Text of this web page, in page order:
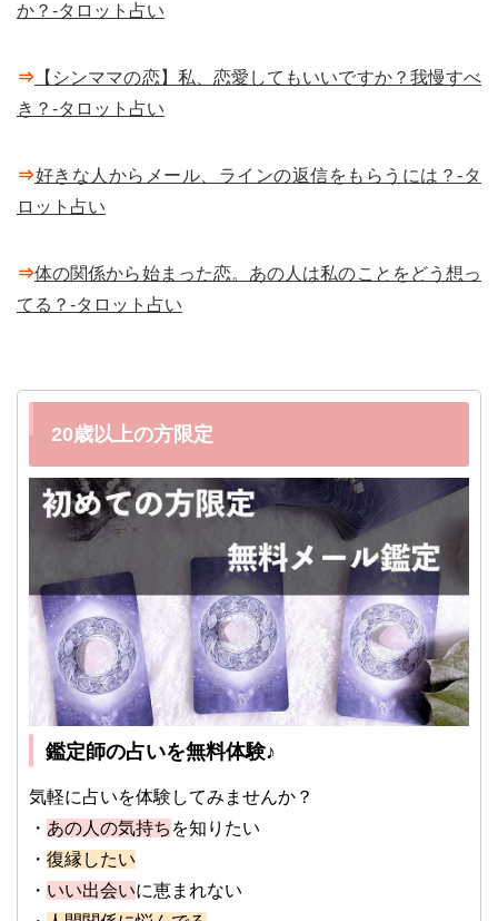
か？-タロット占い
⇒ 【シンママの恋】私、恋愛してもいいですか？我慢すべ
き？-タロット占い
⇒好きな人からメール、ラインの返信をもらうには？-タ
ロット占い
⇒体の関係から始まった恋。あの人は私のことをどう想っ
てる？-タロット占い
20歳以上の方限定
鑑定師の占いを無料体験♪
気軽に占いを体験してみませんか？
・ あの人の気持ち を知りたい
・ 復縁したい
・ いい出会いに恵まれない